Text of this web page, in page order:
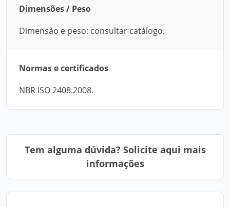
Dimensões / Peso
Dimensão e peso: consultar catálogo.
Normas e certificados
NBR ISO 2408:2008.
Tem alguma dúvida? Solicite aqui mais
informações